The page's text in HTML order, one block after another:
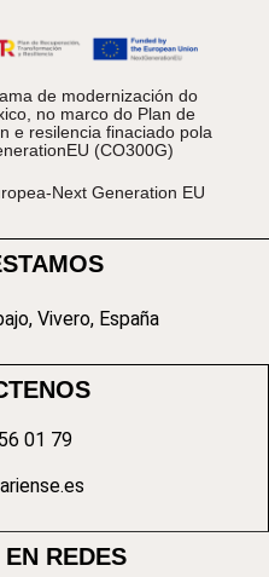
de modernización do
no marco do Plan de
e resilencia finaciado pola
(CO300G)
Next Generation EU
Vivero, España
01 79
REDES